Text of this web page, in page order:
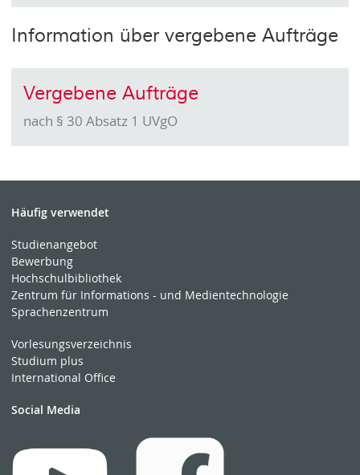
Information über vergebene Aufträge
Vergebene Aufträge
nach § 30 Absatz 1 UVgO
Häufig verwendet
Studienangebot
Bewerbung
Hochschulbibliothek
Zentrum für Informations - und Medientechnologie
Sprachenzentrum
Vorlesungsverzeichnis
Studium plus
International Office
Social Media